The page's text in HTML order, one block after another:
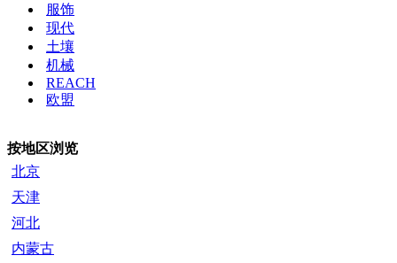
服饰
现代
土壤
机械
REACH
欧盟
按地区浏览
北京
天津
河北
内蒙古